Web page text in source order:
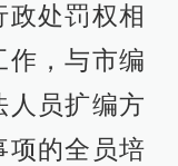
政处罚权相
作，与市编
人员扩编方
项的全员培